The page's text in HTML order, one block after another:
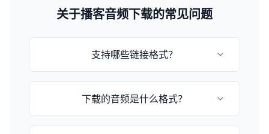
关于播客音频下载的常见问题
支持哪些链接格式？
接，格式为：
https://www.xiaoyuzhoufm.com/episode/[节
目ID] 或 https://podcasts.apple.com/[国
下载的音频是什么格式？